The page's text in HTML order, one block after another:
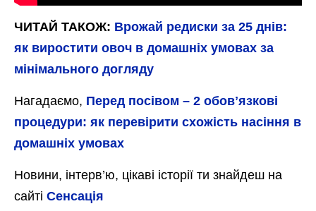
ЧИТАЙ ТАКОЖ: Врожай редиски за 25 днів:
як виростити овоч в домашніх умовах за
мінімального догляду
Нагадаємо, Перед посівом – 2 обовʼязкові
процедури: як перевірити схожість насіння в
домашніх умовах
Новини, інтерв’ю, цікаві історії ти знайдеш на
сайті Сенсація